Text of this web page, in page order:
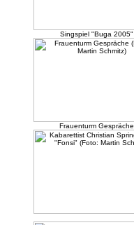
Singspiel "Buga 2005"
Frauenturm Gespräche